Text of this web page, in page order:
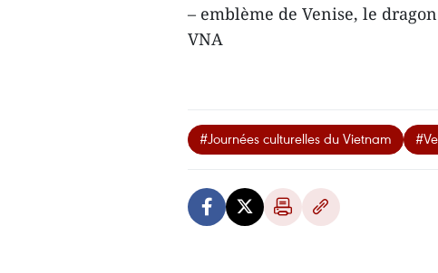
– emblème de Veni​se, le
VNA
#Journées culturelles du Vietnam